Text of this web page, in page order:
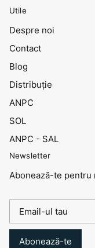
Utile
Despre noi
Contact
Blog
Distribuţie
ANPC
SOL
ANPC - SAL
Newsletter
Abonează-te
Abonează-te